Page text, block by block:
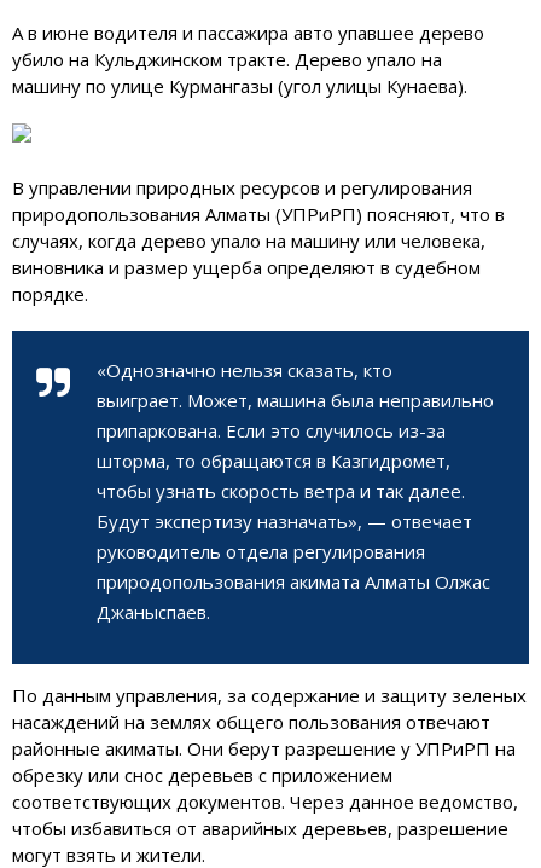
А в июне водителя и пассажира авто упавшее дерево
убило на Кульджинском тракте. Дерево упало на
машину по улице Курмангазы (угол улицы Кунаева).
В управлении природных ресурсов и регулирования
природопользования Алматы (УПРиРП) поясняют, что в
случаях, когда дерево упало на машину или человека,
виновника и размер ущерба определяют в судебном
порядке.
«Однозначно нельзя сказать, кто
выиграет. Может, машина была неправильно
припаркована. Если это случилось из-за
шторма, то обращаются в Казгидромет,
чтобы узнать скорость ветра и так далее.
Будут экспертизу назначать», — отвечает
руководитель отдела регулирования
природопользования акимата Алматы Олжас
Джаныспаев.
По данным управления, за содержание и защиту зеленых
насаждений на землях общего пользования отвечают
районные акиматы. Они берут разрешение у УПРиРП на
обрезку или снос деревьев с приложением
соответствующих документов. Через данное ведомство,
чтобы избавиться от аварийных деревьев, разрешение
могут взять и жители.